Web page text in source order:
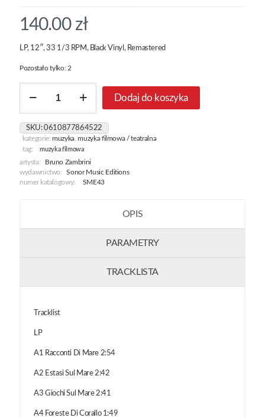
140.00 zł
LP, 12″, 33 1/3 RPM, Black Vinyl, Remastered
Pozostało tylko: 2
Racconti
Mare
[Colonna
Sonora
Originale
Della
Serie
Dodaj do koszyka
SKU:0610877864522
kategorie:muzyka ,muzyka filmowa / teatralna
tag:
muzyka filmowa
artysta:
Bruno Zambrini
wydawnictwo:
Sonor Music Editions
numer katalogowy:
SME43
OPIS
PARAMETRY
TRACKLISTA
Tracklist
LP
A1 Racconti Di Mare 2:54
A2 Estasi Sul Mare 2:42
A3 Giochi Sul Mare 2:41
A4 Foreste Di Corallo 1:49